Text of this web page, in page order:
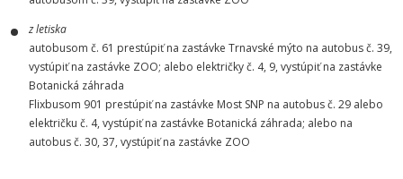
z letiska
autobusom č. 61 prestúpiť na zastávke Trnavské mýto na autobus č. 39,
vystúpiť na zastávke ZOO; alebo električky č. 4, 9, vystúpiť na zastávke
Botanická záhrada
Flixbusom 901 prestúpiť na zastávke Most SNP na autobus č. 29 alebo
električku č. 4, vystúpiť na zastávke Botanická záhrada; alebo na
autobus č. 30, 37, vystúpiť na zastávke ZOO